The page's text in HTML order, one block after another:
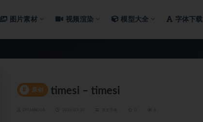
图片素材 视频渲染 模型大全 字体下载
# 原创 timesi – timesi